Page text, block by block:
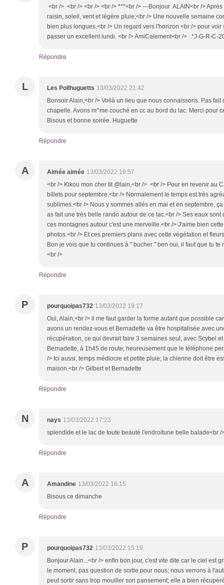
<br /> <br /> <br /> <br /> ***<br /> ---Bonjour ALAIN<br />
raisin, soleil, vent et légère pluie;<br /> Une nouvelle semaine
bien plus longues.<br /> Un regard vers l'horizon <br /> pour
passer un excellent lundi. <br /> AmiCalement<br /> .*J-G-R-C-
Répondre
L Les Pollhuguetts 13/03/2022 21:42
Bonsoir Alain,<br /> Voilà un lieu que nous connaissons. Pas
chapelle. Avons m^me couché en cc au bord du lac. Merci pour
Bisous et bonne soirée. Huguette
Répondre
A Aimée aimée 13/03/2022 19:57
<br /> Kikou mon cher tit @lain,<br /> <br /> Pour en revenir au
billets pour septembre.<br /> Normalement le temps est très
sublimes.<br /> Nous y sommes allés en mai et en septembre,
as fait une très belle rando autour de ce lac.<br /> Ses eaux sont
ces montagnes autour c'est une merveille.<br /> J'aime bien
photos.<br /> Et ces premiers plans avec cette végétation et
Bon je vois que tu continues à " bucher " ben oui, il faut que tu te
<br />
Répondre
P pourquoipas732 13/03/2022 19:17
Oui, Alain,<br /> il me faut garder la forme autant que possible
avons un rendez-vous et Bernadette va être hospitalisée avec
récupération, ce qui devrait faire 3 semaines seul, avec Scybel
Bernadette, à 1h45 de route; heureusement que le téléphone
/> Ici aussi, temps médiocre et petite pluie; la chienne doit être
maison.<br /> Gilbert et Bernadette
Répondre
N nays 13/03/2022 17:23
splendide et le lac de toute beauté l'endroitune belle balade<br
Répondre
A Amandine 13/03/2022 16:15
Bisous ce dimanche
Répondre
P pourquoipas732 13/03/2022 15:19
Bonjour Alain...<br /> enfin bon jour, c'est vite dite car le ciel est
le moment, pas question de sortie pour nous; nous verrons à
peut sortir sans trop mouiller son pansement; elle a bien